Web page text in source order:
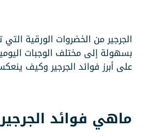
الجرجير من الخضروات الورقية
بسهولة إلى مختلف الوجبات
على أبرز فوائد الجرجير وكيف
ماهي فوائد